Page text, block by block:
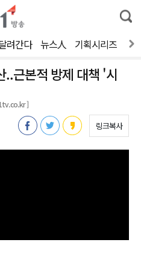
통
합
려간다 뉴스人 기획시리즈
근본적 방제 대책 '시
]
링크복사